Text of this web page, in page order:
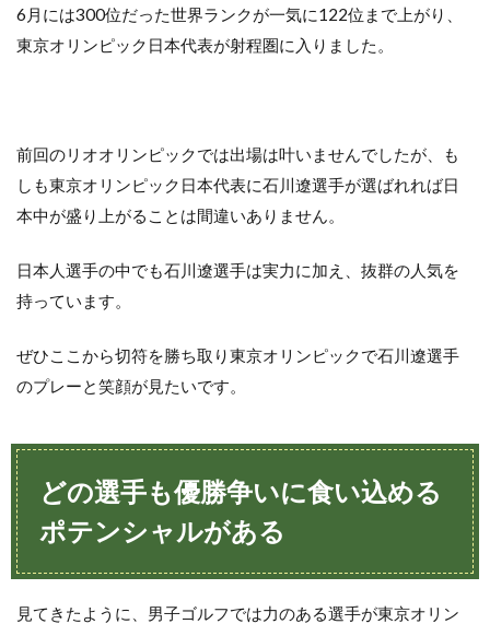
6月には300位だった世界ランクが一気に122位まで上がり、
東京オリンピック日本代表が射程圏に入りました。
前回のリオオリンピックでは出場は叶いませんでしたが、も
しも東京オリンピック日本代表に石川遼選手が選ばれれば日
本中が盛り上がることは間違いありません。
日本人選手の中でも石川遼選手は実力に加え、抜群の人気を
持っています。
ぜひここから切符を勝ち取り東京オリンピックで石川遼選手
のプレーと笑顔が見たいです。
どの選手も優勝争いに食い込める
ポテンシャルがある
見てきたように、男子ゴルフでは力のある選手が東京オリン